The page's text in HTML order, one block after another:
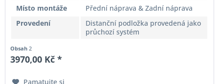
Místo montáže
Přední náprava & Zadní náprava
Provedení
Distanční podložka provedená jako
průchozí systém
Obsah2
3970,00 Kč *
Pamatujte si